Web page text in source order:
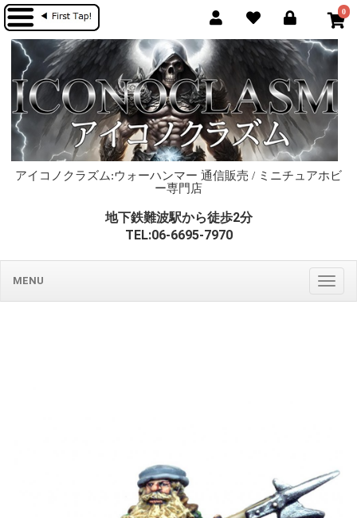
0
アイコノクラズム:ウォーハンマー 通信販売 / ミニチュアホビ
ー専門店
地下鉄難波駅から徒歩2分
TEL:06-6695-7970
MENU